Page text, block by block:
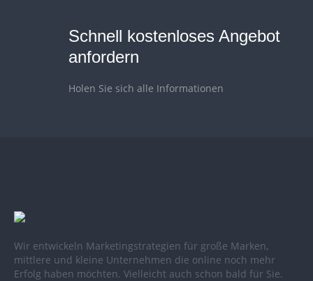
Schnell kostenloses Angebot
anfordern
Holen Sie sich alle Informationen
Wir entwickeln Marketingstrategien für große Marken,
mittlere und kleine Unternehmen die online noch mehr
Erfolg haben möchten. Vielleicht auch schon bald für Sie.